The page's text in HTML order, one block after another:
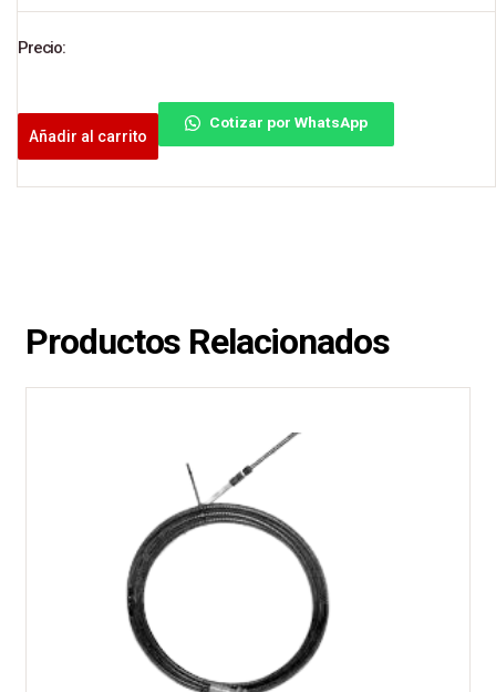
Precio:
Añadir al carrito
Cotizar por WhatsApp
Productos Relacionados